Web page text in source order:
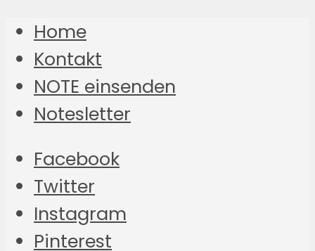
Home
Kontakt
NOTE einsenden
Notesletter
Facebook
Twitter
Instagram
Pinterest